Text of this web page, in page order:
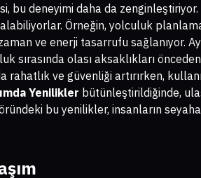
bu deneyimi daha da zenginleştiriyor.
Örneğin, yolculuk
ve enerji tasarrufu sağlanıyor.
sırasında olası aksaklıkları
ve güvenliği artırırken,
Yenilikler bütünleştirildiğinde,
bu yenilikler, insanların